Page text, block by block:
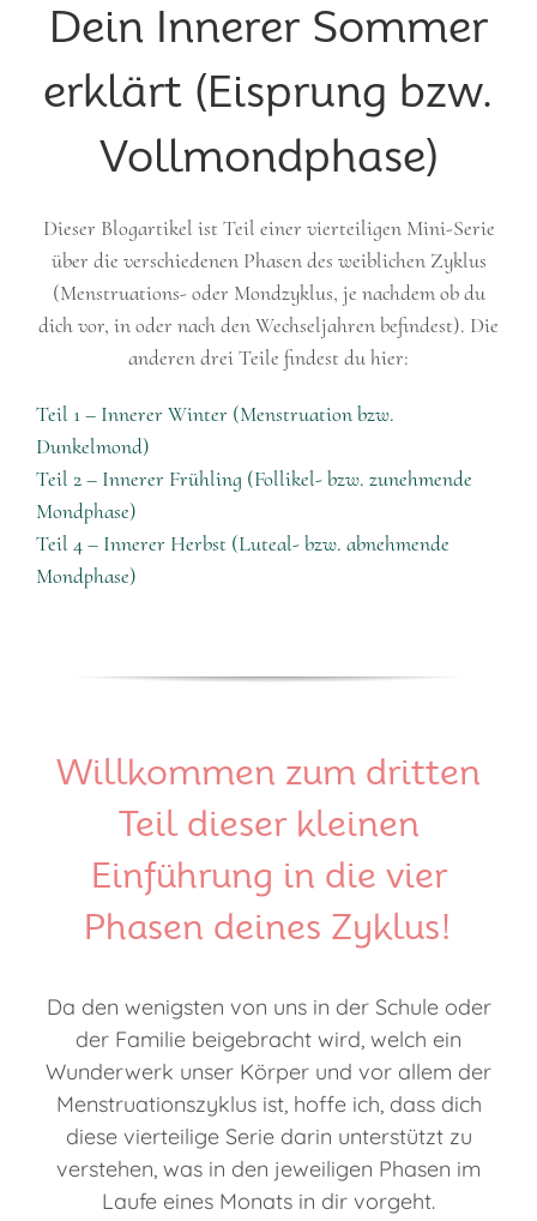
Dein Innerer Sommer
erklärt (Eisprung bzw.
Vollmondphase)
Dieser Blogartikel ist Teil einer vierteiligen Mini-Serie
über die verschiedenen Phasen des weiblichen Zyklus
(Menstruations- oder Mondzyklus, je nachdem ob du
dich vor, in oder nach den Wechseljahren befindest). Die
anderen drei Teile findest du hier:
Teil 1 – Innerer Winter (Menstruation bzw.
Dunkelmond)
Teil 2 – Innerer Frühling (Follikel- bzw. zunehmende
Mondphase)
Teil 4 – Innerer Herbst (Luteal- bzw. abnehmende
Mondphase)
Willkommen zum dritten
Teil dieser kleinen
Einführung in die vier
Phasen deines Zyklus!
Da den wenigsten von uns in der Schule oder
der Familie beigebracht wird, welch ein
Wunderwerk unser Körper und vor allem der
Menstruationszyklus ist, hoffe ich, dass dich
diese vierteilige Serie darin unterstützt zu
verstehen, was in den jeweiligen Phasen im
Laufe eines Monats in dir vorgeht.